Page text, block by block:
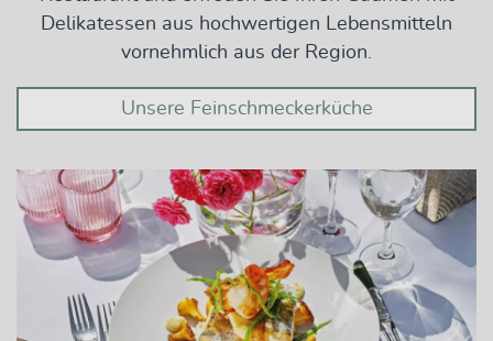
Delikatessen aus hochwertigen Lebensmitteln
vornehmlich aus der Region.
Unsere Feinschmeckerküche